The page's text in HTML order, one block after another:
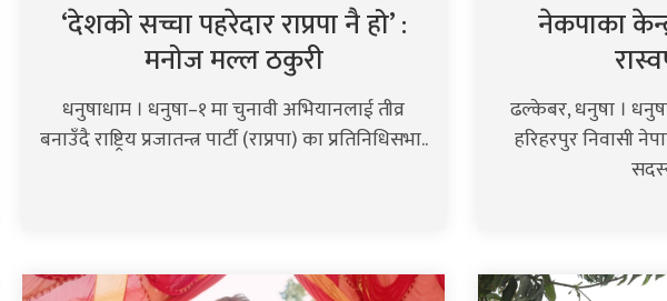
‘देशको सच्चा पहरेदार राप्रपा नै हो’ :
मनोज मल्ल ठकुरी
धनुषाधाम । धनुषा–१ मा चुनावी अभियानलाई तीव्र
बनाउँदै राष्ट्रिय प्रजातन्त्र पार्टी (राप्रपा) का प्रतिनिधिसभा..
नेकपाका
ढल्केबर, धनुषा ।
हरिहरपुर निवासी